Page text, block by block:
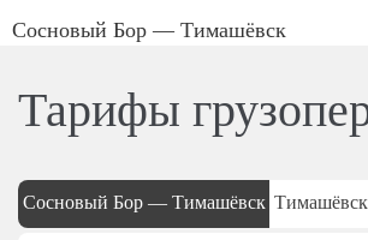
Сосновый Бор — Тимашёвск
Тарифы
Сосновый Бор — Тимашёвск